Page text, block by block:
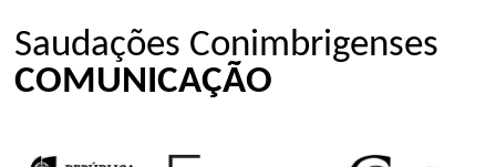
Saudações Conimbrigenses
COMUNICAÇÃO